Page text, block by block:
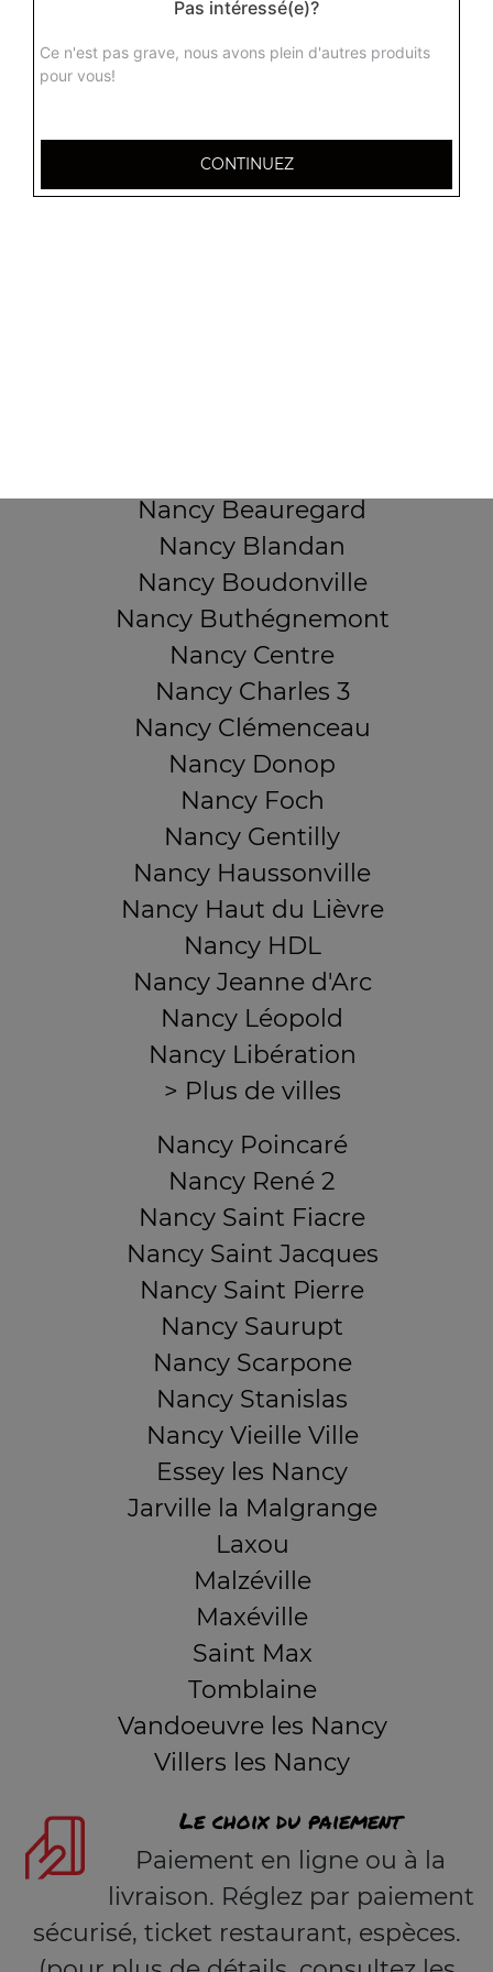
Nancy Beauregard
Nancy Blandan
Nancy Boudonville
Nancy Buthégnemont
Nancy Centre
Nancy Charles 3
Nancy Clémenceau
Nancy Donop
Nancy Foch
Nancy Gentilly
Nancy Haussonville
Nancy Haut du Lièvre
Nancy HDL
Nancy Jeanne d'Arc
Nancy Léopold
Nancy Libération
> Plus de villes
Nancy Poincaré
Nancy René 2
Nancy Saint Fiacre
Nancy Saint Jacques
Nancy Saint Pierre
Nancy Saurupt
Nancy Scarpone
Nancy Stanislas
Nancy Vieille Ville
Essey les Nancy
Jarville la Malgrange
Laxou
Malzéville
Maxéville
Saint Max
Tomblaine
Vandoeuvre les Nancy
Villers les Nancy
Le choix du paiement
Paiement en ligne ou à la
livraison. Réglez par paiement
sécurisé, ticket restaurant, espèces.
Pas intéressé(e)?
Ce n'est pas grave, nous avons plein d'autres produits
pour vous!
CONTINUEZ